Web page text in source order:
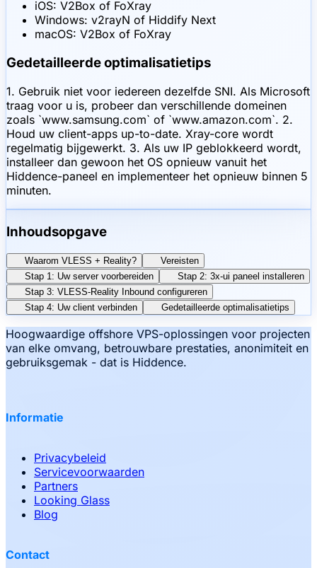
iOS: V2Box of FoXray
Windows: v2rayN of Hiddify Next
macOS: V2Box of FoXray
Gedetailleerde optimalisatietips
1. Gebruik niet voor iedereen dezelfde SNI. Als Microsoft
traag voor u is, probeer dan verschillende domeinen
zoals `www.samsung.com` of `www.amazon.com`. 2.
Houd uw client-apps up-to-date. Xray-core wordt
regelmatig bijgewerkt. 3. Als uw IP geblokkeerd wordt,
installeer dan gewoon het OS opnieuw vanuit het
Hiddence-paneel en implementeer het opnieuw binnen 5
minuten.
Inhoudsopgave
Waarom VLESS + Reality?
Vereisten
Stap 1: Uw server voorbereiden
Stap 2: 3x-ui paneel installeren
Stap 3: VLESS-Reality Inbound configureren
Stap 4: Uw client verbinden
Gedetailleerde optimalisatietips
Hoogwaardige offshore VPS-oplossingen voor projecten
van elke omvang, betrouwbare prestaties, anonimiteit en
gebruiksgemak - dat is Hiddence.
Informatie
Privacybeleid
Servicevoorwaarden
Partners
Looking Glass
Blog
Contact